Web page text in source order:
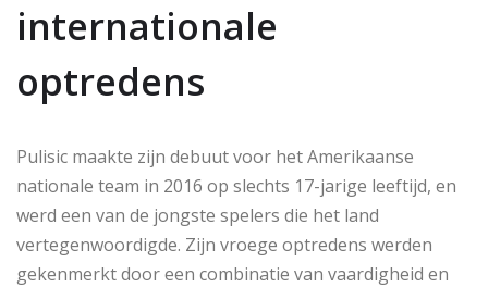
internationale
optredens
Pulisic maakte zijn debuut voor het Amerikaanse
nationale team in 2016 op slechts 17-jarige leeftijd, en
werd een van de jongste spelers die het land
vertegenwoordigde. Zijn vroege optredens werden
gekenmerkt door een combinatie van vaardigheid en